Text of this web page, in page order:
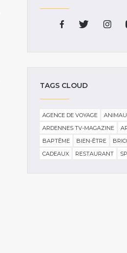
TAGS CLOUD
AGENCE DE VOYAGE
ARDENNES TV-MAGAZINE
BAPTÊME
BIEN-ÊTRE
CADEAUX
RESTAURANT